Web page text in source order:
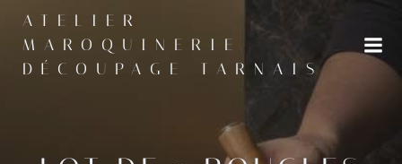
contenu
ATELIER
MAROQUINERIE
DÉCOUPAGE TARNAIS